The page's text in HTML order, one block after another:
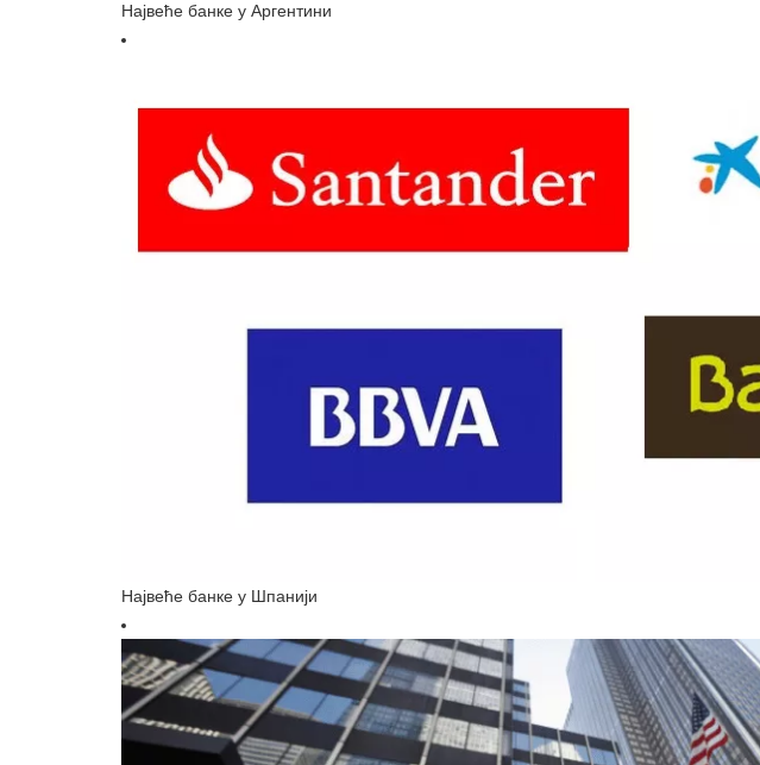
Највеће банке у Аргентини
Највеће банке у Шпанији